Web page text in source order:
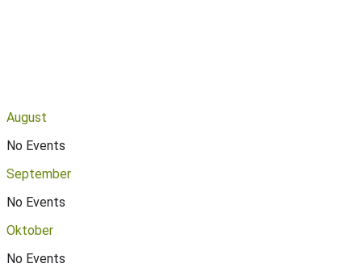
August
No Events
September
No Events
Oktober
No Events